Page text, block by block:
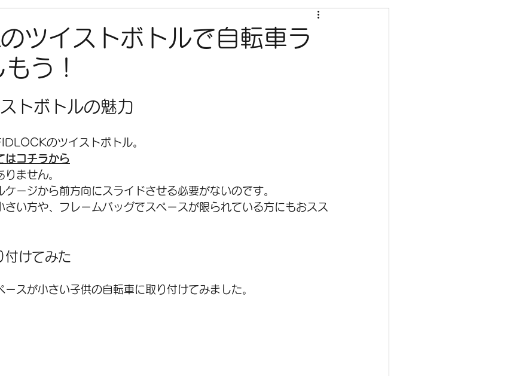
地域イベント
お店情報 Burley（バーレー）
SALE シティバイク
セサリー
ツイストボトルで自転車ラ
う！
トボトルの魅力
のツイストボトル。
はコチラから
りません。
ケージから前方向にスライドさせる必要がないのです。
さい方や、フレームバッグでスペースが限られている方にもおスス
付けてみた
ースが小さい子供の自転車に取り付けてみました。